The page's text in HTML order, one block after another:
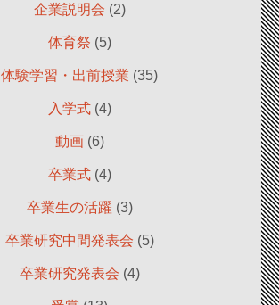
企業説明会 (2)
体育祭 (5)
体験学習・出前授業 (35)
入学式(4)
動画(6)
卒業式(4)
卒業生の活躍 (3)
卒業研究中間発表会 (5)
卒業研究発表会 (4)